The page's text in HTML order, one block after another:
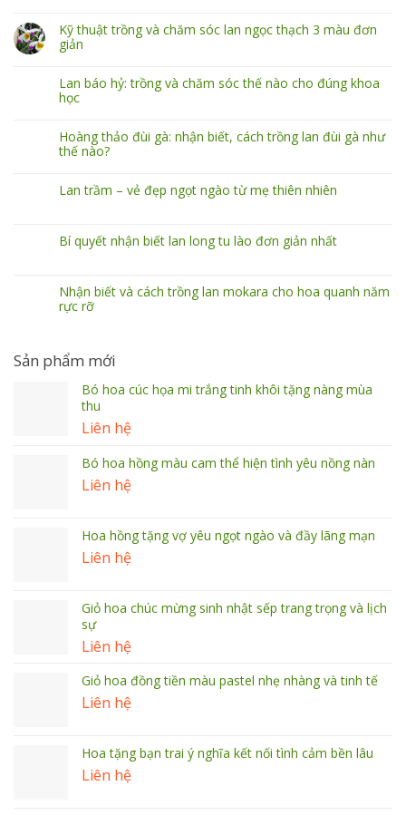
Kỹ thuật trồng và chăm sóc lan ngọc thạch 3 màu đơn
giản
Lan báo hỷ: trồng và chăm sóc thế nào cho đúng khoa
học
Hoàng thảo đùi gà: nhận biết, cách trồng lan đùi gà như
thế nào?
Lan trầm – vẻ đẹp ngọt ngào từ mẹ thiên nhiên
Bí quyết nhận biết lan long tu lào đơn giản nhất
Nhận biết và cách trồng lan mokara cho hoa quanh năm
rực rỡ
Sản phẩm mới
Bó hoa cúc họa mi trắng tinh khôi tặng nàng mùa
thu
Liên hệ
Bó hoa hồng màu cam thể hiện tình yêu nồng nàn
Liên hệ
Hoa hồng tặng vợ yêu ngọt ngào và đầy lãng mạn
Liên hệ
Giỏ hoa chúc mừng sinh nhật sếp trang trọng và lịch
sự
Liên hệ
Giỏ hoa đồng tiền màu pastel nhẹ nhàng và tinh tế
Liên hệ
Hoa tặng bạn trai ý nghĩa kết nối tình cảm bền lâu
Liên hệ